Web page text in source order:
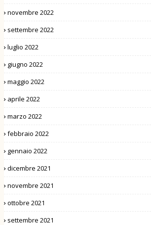
novembre 2022
settembre 2022
luglio 2022
giugno 2022
maggio 2022
aprile 2022
marzo 2022
febbraio 2022
gennaio 2022
dicembre 2021
novembre 2021
ottobre 2021
settembre 2021